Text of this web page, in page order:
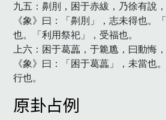
九五：劓刖，困于赤紱，乃徐有說，
《象》曰：「劓刖」，志未得也。
也。「利用祭祀」，受福也。
上六：困于葛藟，于臲卼，曰動悔，
《象》曰：「困于葛藟」，未當也
行也。
原卦占例